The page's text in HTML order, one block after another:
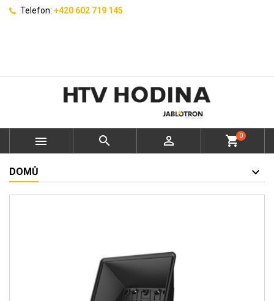
Telefon: +420 602 719 145
   shopping_cart0
DOMŮ